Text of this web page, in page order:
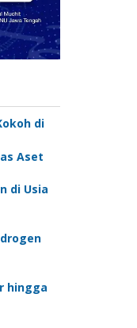
di
Aset
di Usia
hingga